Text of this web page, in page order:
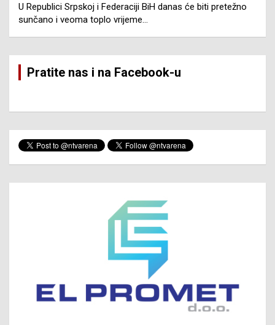
U Republici Srpskoj i Federaciji BiH danas će biti pretežno
sunčano i veoma toplo vrijeme…
Pratite nas i na Facebook-u